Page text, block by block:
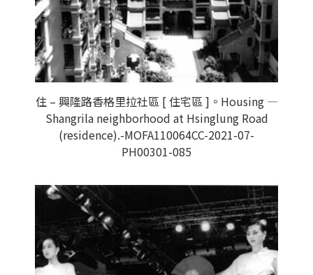
住 – 興隆路香格里拉社區 [ 住宅區 ]。Housing —
Shangrila neighborhood at Hsinglung Road
(residence).-MOFA110064CC-2021-07-
PH00301-085